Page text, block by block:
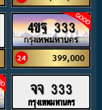
4ขฐ 333
24 399,000
จจ 333
กรุงเทพมหานคร